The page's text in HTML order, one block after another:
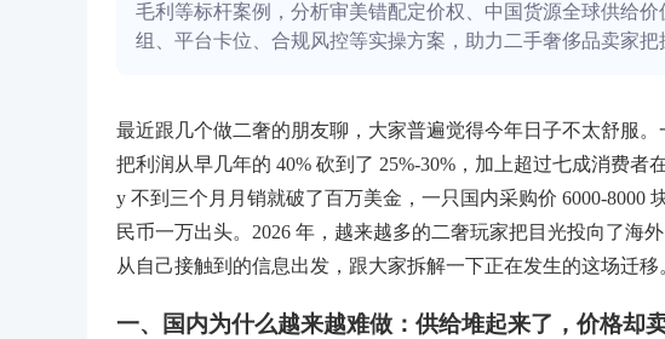
毛利等标杆案例，分析审美错配定价权、中国货源全球供给
组、平台卡位、合规风控等实操方案，助力二手奢侈品卖家把
最近跟几个做二奢的朋友聊，大家普遍觉得今年日子不太舒服
把利润从早几年的 40% 砍到了 25%-30%，加上超过七成消费者
y 不到三个月月销就破了百万美金，一只国内采购价 6000-8000
民币一万出头。2026 年，越来越多的二奢玩家把目光投向了海
从自己接触到的信息出发，跟大家拆解一下正在发生的这场迁移
一、国内为什么越来越难做：供给堆起来了，价格却